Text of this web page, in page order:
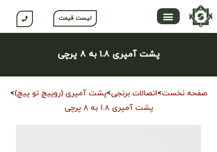
لیست قیمت
پشت آمپری ۱.۸ به ۸ پرچی
صفحه نخست>اتصالات برنجی>پشت آمپری (روپیچ تو پیچ)>
پشت آمپری ۱.۸ به ۸ پرچی